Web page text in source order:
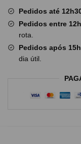
Pedidos até
Pedidos entre
rota.
Pedidos após
dia útil.